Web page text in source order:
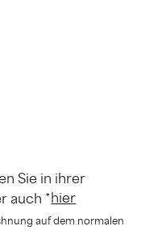
Sie in ihrer
auch *hier
auf dem normalen